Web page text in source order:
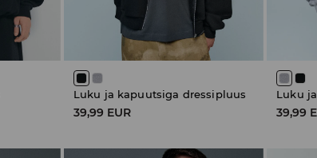
Luku ja kapuutsiga dressipluus
39,99 EUR
Luku
39,99